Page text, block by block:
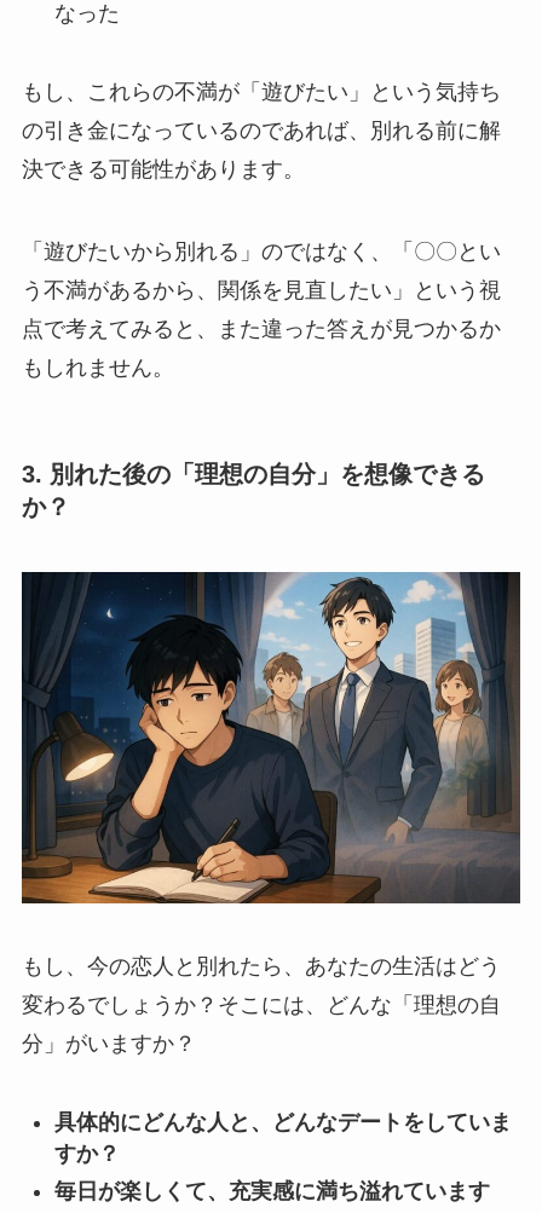
なった
もし、これらの不満が「遊びたい」という気持ち
の引き金になっているのであれば、別れる前に解
決できる可能性があります。
「遊びたいから別れる」のではなく、「〇〇とい
う不満があるから、関係を見直したい」という視
点で考えてみると、また違った答えが見つかるか
もしれません。
3. 別れた後の「理想の自分」を想像できる
か？
もし、今の恋人と別れたら、あなたの生活はどう
変わるでしょうか？そこには、どんな「理想の自
分」がいますか？
具体的にどんな人と、どんなデートをしていま
すか？
毎日が楽しくて、充実感に満ち溢れています